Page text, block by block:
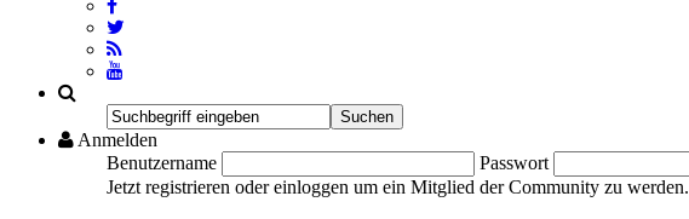
Anmelden
Benutzername
Passwort
Jetzt registrieren oder einloggen um ein Mitglied der Community zu werden.